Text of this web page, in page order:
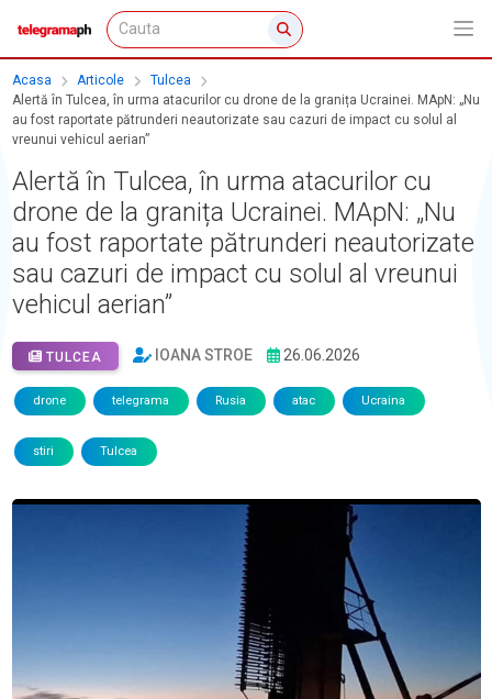
Acasa Articole
Tulcea
Alertă în Tulcea, în urma atacurilor cu drone de la granița Ucrainei. MApN: „Nu
au fost raportate pătrunderi neautorizate sau cazuri de impact cu solul al
vreunui vehicul aerian”
Alertă în Tulcea, în urma atacurilor cu
drone de la granița Ucrainei. MApN: „Nu
au fost raportate pătrunderi neautorizate
sau cazuri de impact cu solul al vreunui
vehicul aerian”
TULCEA IOANA STROE 26.06.2026
drone telegrama Rusia atac Ucraina
stiri Tulcea